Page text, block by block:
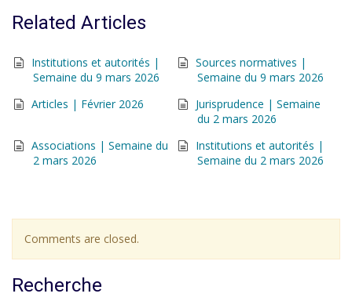
Related Articles
Institutions et autorités |
Semaine du 9 mars 2026
Sources normatives |
Semaine du 9 mars 2026
Articles | Février 2026
Jurisprudence | Semaine
du 2 mars 2026
Associations | Semaine du
2 mars 2026
Institutions et autorités |
Semaine du 2 mars 2026
Comments are closed.
Recherche